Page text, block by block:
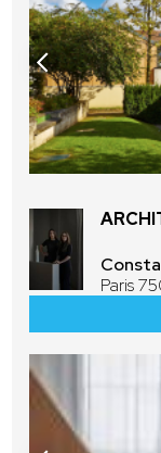
Paris